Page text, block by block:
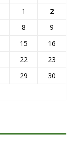
1
2
8
9
15
16
22
23
29
30